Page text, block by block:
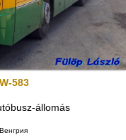
583
állomás
Венгрия